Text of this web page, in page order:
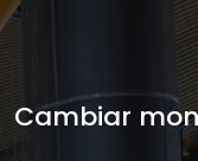
Cambiar